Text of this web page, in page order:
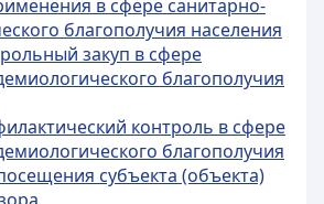
в сфере санитарно-
благополучия населения
закуп в сфере
благополучия
контроль в сфере
благополучия
субъекта (объекта)